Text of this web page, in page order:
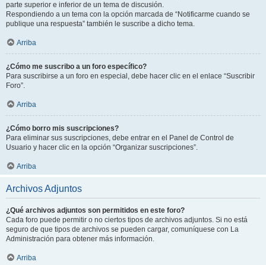
parte superior e inferior de un tema de discusión.
Respondiendo a un tema con la opción marcada de “Notificarme cuando se
publique una respuesta” también le suscribe a dicho tema.
Arriba
¿Cómo me suscribo a un foro específico?
Para suscribirse a un foro en especial, debe hacer clic en el enlace “Suscribir
Foro”.
Arriba
¿Cómo borro mis suscripciones?
Para eliminar sus suscripciones, debe entrar en el Panel de Control de
Usuario y hacer clic en la opción “Organizar suscripciones”.
Arriba
Archivos Adjuntos
¿Qué archivos adjuntos son permitidos en este foro?
Cada foro puede permitir o no ciertos tipos de archivos adjuntos. Si no está
seguro de que tipos de archivos se pueden cargar, comuníquese con La
Administración para obtener más información.
Arriba